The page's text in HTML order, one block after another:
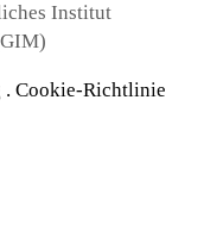
Institut
. Cookie-Richtlinie